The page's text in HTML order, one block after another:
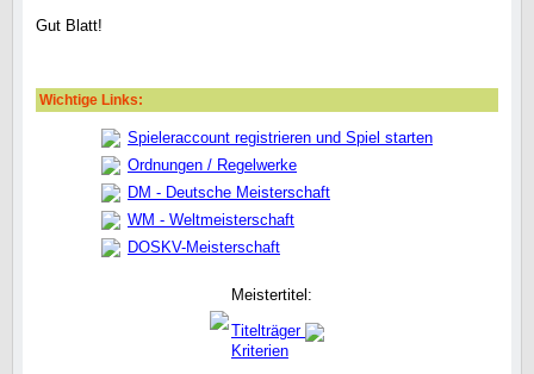
Gut Blatt!
Wichtige Links:
Spieleraccount registrieren und Spiel starten
Ordnungen / Regelwerke
DM - Deutsche Meisterschaft
WM - Weltmeisterschaft
DOSKV-Meisterschaft
Meistertitel:
Titelträger
Kriterien